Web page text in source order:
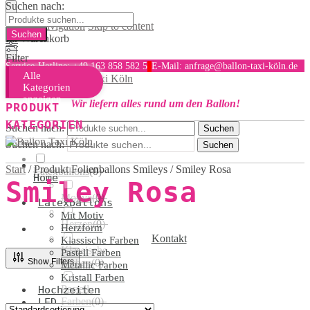
Skip to navigation Skip to content
Ihr Warenkorb
Service-Hotline: +49 163 858 582 5 E-Mail: anfrage@ballon-taxi-köln.de
MENU
Wir liefern alles rund um den Ballon!
Suchen nach: Suchen
Kontakt
Suchen nach: Suchen
Home
Latexballons
Mit Motiv
Herzform
Klassische Farben
Pastell Farben
Metallic Farben
Kristall Farben
Hochzeiten
LED
Start /Produkt Folienballons Smileys / Smiley Rosa
Smiley Rosa
Show Filters
Suchen nach:
Alle
Kategorien
anzeigen
Filter
PRODUKT
KATEGORIEN
Latexballons(0)
Motive(0)
Herzen(0)
Klassische
Farben(0)
Pastell
Farben(0)